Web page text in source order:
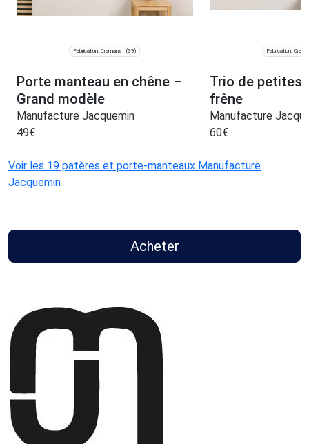
Fabrication: Cramans (39)
Porte manteau en chêne –
Grand modèle
Manufacture Jacquemin
49€
Fabrication:
Trio de petites
frêne
Manufacture
60€
Voir les 19 patères et porte-manteaux Manufacture
Jacquemin
Acheter